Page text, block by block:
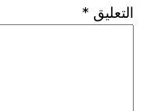
التعليق *